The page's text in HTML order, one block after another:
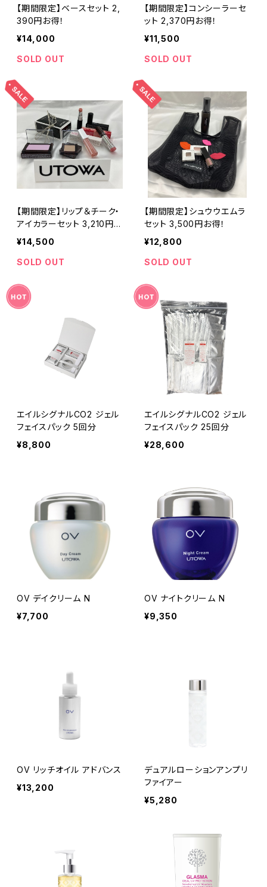
【期間限定】ベースセット 2,
390円お得！
¥14,000
SOLD OUT
【期間限定】コンシーラーセ
ット 2,370円お得！
¥11,500
SOLD OUT
【期間限定】リップ＆チーク・
アイカラーセット 3,210円お
得！
¥14,500
SOLD OUT
【期間限定】シュウウエムラ
セット 3,500円お得！
¥12,800
SOLD OUT
エイルシグナルCO2 ジェル
フェイスパック 5回分
¥8,800
エイルシグナルCO2 ジェル
フェイスパック 25回分
¥28,600
OV デイクリーム N
¥7,700
OV ナイトクリーム N
¥9,350
OV リッチオイル アドバンス
¥13,200
デュアルローションアンプリ
ファイアー
¥5,280